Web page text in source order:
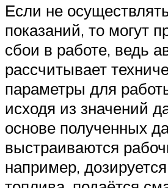
Если не
показаний, то могут
сбои в работе, ведь
рассчитывает
параметры для
исходя из значений
основе полученных
выстраиваются
например,